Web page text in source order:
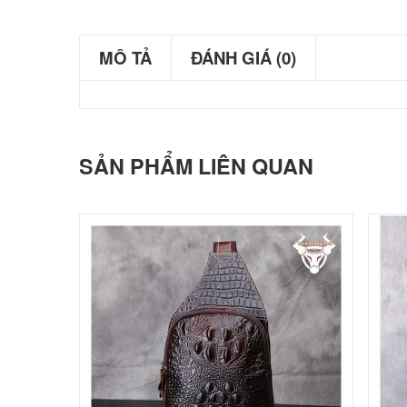
MÔ TẢ ĐÁNH GIÁ (0)
SẢN PHẨM LIÊN QUAN